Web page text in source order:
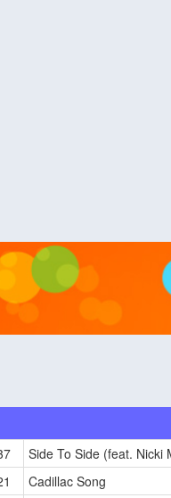
Side To Side (feat. Nicki
Cadillac Song